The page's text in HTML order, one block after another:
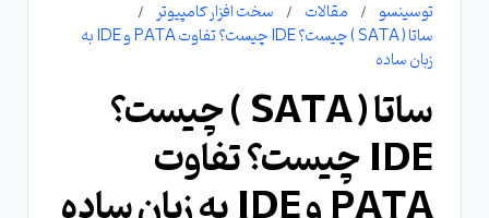
توسینسو مقالات
سخت افزار کامپیوتر
ساتا ( SATA ) چیست؟ IDE چیست؟ تفاوت PATA و IDE به
زبان ساده
ساتا ( SATA ) چیست؟
IDE چیست؟ تفاوت